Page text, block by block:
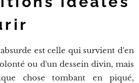
est celle qui survient d'en
ou d'un dessein divin, mais
chose tombant en piqué,